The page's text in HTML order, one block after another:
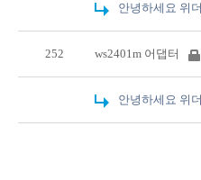
안녕하세요 위
252 ws2401m 어댑터
안녕하세요 위